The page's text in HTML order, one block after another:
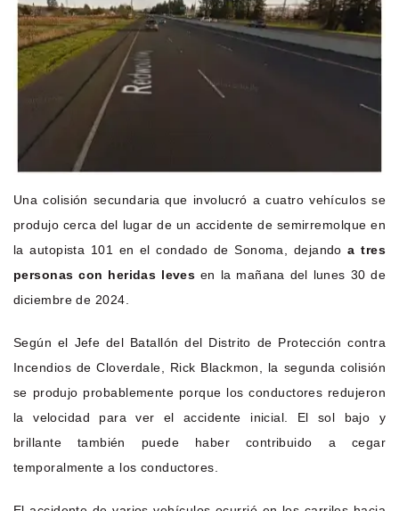
Una colisión secundaria que involucró a cuatro vehículos se
produjo cerca del lugar de un accidente de semirremolque en
la autopista 101 en el condado de Sonoma, dejandoa tres
personas con heridas leves en la mañana del lunes 30 de
diciembre de 2024.
Según el Jefe del Batallón del Distrito de Protección contra
Incendios de Cloverdale, Rick Blackmon, la segunda colisión
se produjo probablemente porque los conductores redujeron
la velocidad para ver el accidente inicial. El sol bajo y
brillante también puede haber contribuido a cegar
temporalmente a los conductores.